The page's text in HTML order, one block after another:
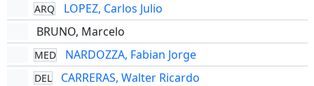
ARQ
LOPEZ, Carlos Julio
BRUNO, Marcelo
MED NARDOZZA, Fabian Jorge
DEL CARRERAS, Walter Ricardo